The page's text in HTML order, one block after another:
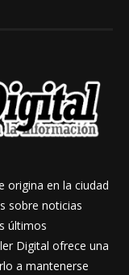
origina en la ciudad
sobre noticias
últimos
Digital ofrece una
a mantenerse